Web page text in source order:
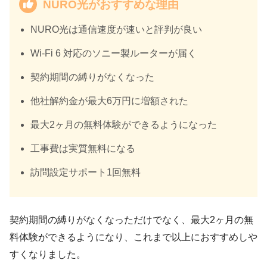
NURO光がおすすめな理由
NURO光は通信速度が速いと評判が良い
Wi-Fi 6 対応のソニー製ルーターが届く
契約期間の縛りがなくなった
他社解約金が最大6万円に増額された
最大2ヶ月の無料体験ができるようになった
工事費は実質無料になる
訪問設定サポート1回無料
契約期間の縛りがなくなっただけでなく、最大2ヶ月の無
料体験ができるようになり、これまで以上におすすめしや
すくなりました。